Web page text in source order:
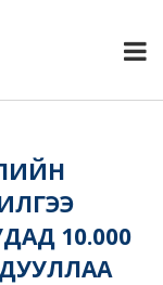
10.000